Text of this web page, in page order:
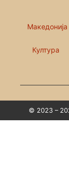
Македонија
Култура
© 2023 –